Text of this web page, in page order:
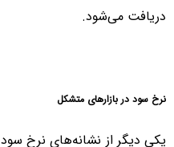
دریافت می‌شود.
نرخ سود در بازار‌های متشکل
یکی دیگر از نشانه‌های نرخ سود